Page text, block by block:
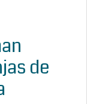
de